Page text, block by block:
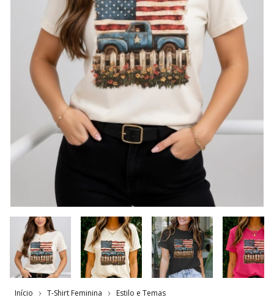
Início T-Shirt Feminina Estilo e Temas